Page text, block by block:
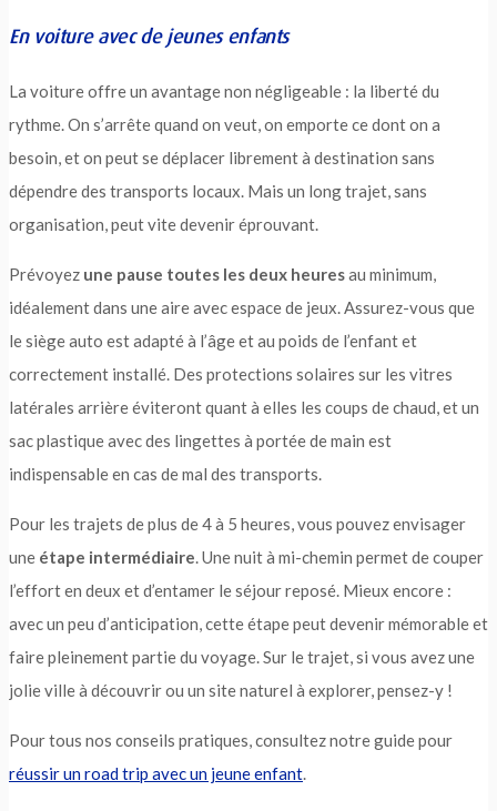
En voiture avec de jeunes enfants
La voiture offre un avantage non négligeable : la liberté du
rythme. On s’arrête quand on veut, on emporte ce dont on a
besoin, et on peut se déplacer librement à destination sans
dépendre des transports locaux. Mais un long trajet, sans
organisation, peut vite devenir éprouvant.
Prévoyez une pause toutes les deux heuresau minimum,
idéalement dans une aire avec espace de jeux. Assurez-vous que
le siège auto est adapté à l’âge et au poids de l’enfant et
correctement installé. Des protections solaires sur les vitres
latérales arrière éviteront quant à elles les coups de chaud, et un
sac plastique avec des lingettes à portée de main est
indispensable en cas de mal des transports.
Pour les trajets de plus de 4 à 5 heures, vous pouvez envisager
une étape intermédiaire. Une nuit à mi-chemin permet de couper
l’effort en deux et d’entamer le séjour reposé. Mieux encore :
avec un peu d’anticipation, cette étape peut devenir mémorable et
faire pleinement partie du voyage. Sur le trajet, si vous avez une
jolie ville à découvrir ou un site naturel à explorer, pensez-y !
Pour tous nos conseils pratiques, consultez notre guide pour
réussir un road trip avec un jeune enfant.